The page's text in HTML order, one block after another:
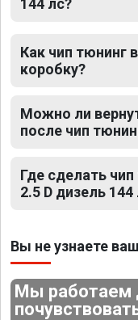
144 лс?
Как чип тюнинг
коробку?
Можно ли
после чип
Где сделать
2.5 D дизель
Вы не узнаете
Мы работаем